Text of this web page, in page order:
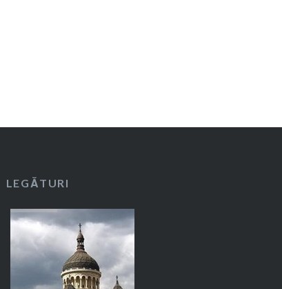
LEGĂTURI